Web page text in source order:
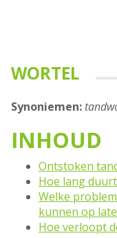
WORTEL
Synoniemen:
INHOUD
Ontstoken
Hoe lang
Welke
kunnen op
Hoe verloopt